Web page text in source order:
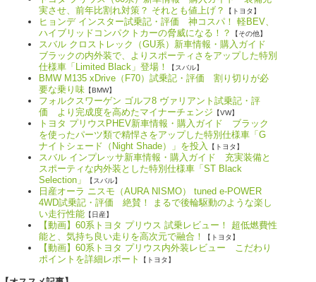
実させ、前年比割れ対策？ それとも値上げ？
【トヨタ】
ヒョンデ インスター試乗記・評価 神コスパ！ 軽BEV、
ハイブリッドコンパクトカーの脅威になる！？
【その他】
スバル クロストレック（GU系）新車情報・購入ガイド
ブラックの内外装で、よりスポーティさをアップした特別
仕様車「Limited Black」登場！
【スバル】
BMW M135 xDrive（F70）試乗記・評価 割り切りが必
要な乗り味 【BMW】
フォルクスワーゲン ゴルフ8 ヴァリアント試乗記・評
価 より完成度を高めたマイナーチェンジ 【VW】
トヨタ プリウスPHEV新車情報・購入ガイド ブラック
を使ったパーツ類で精悍さをアップした特別仕様車「G
ナイトシェード（Night Shade）」を投入
【トヨタ】
スバル インプレッサ新車情報・購入ガイド 充実装備と
スポーティな内外装とした特別仕様車「ST Black
Selection」
【スバル】
日産オーラ ニスモ（AURA NISMO） tuned e-POWER
4WD試乗記・評価 絶賛！ まるで後輪駆動のような楽し
い走行性能 【日産】
【動画】60系トヨタ プリウス 試乗レビュー！ 超低燃費性
能と、気持ち良い走りを高次元で融合！
【トヨタ】
【動画】60系トヨタ プリウス内外装レビュー こだわり
ポイントを詳細レポート
【トヨタ】